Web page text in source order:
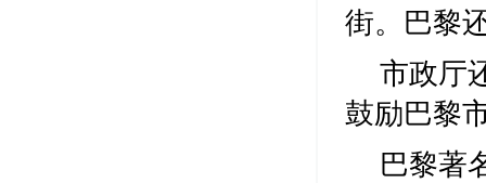
街。巴黎
市政厅
鼓励巴黎
巴黎著